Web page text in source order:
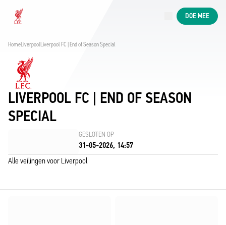
Now live
DOE MEE
HomeLiverpoolLiverpool FC | End of Season Special
LIVERPOOL FC | END OF SEASON
SPECIAL
GESLOTEN OP
31-05-2026, 14:57
Alle veilingen voor Liverpool